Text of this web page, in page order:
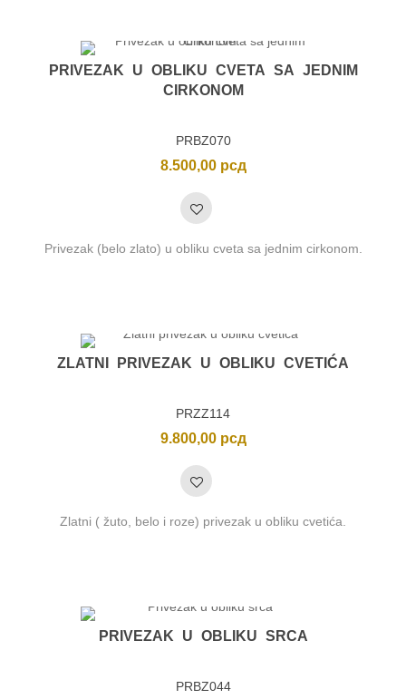
PRIVEZAK U OBLIKU CVETA SA JEDNIM
CIRKONOM
PRBZ070
8.500,00 рсд
Privezak (belo zlato) u obliku cveta sa jednim cirkonom.
ZLATNI PRIVEZAK U OBLIKU CVETIĆA
PRZZ114
9.800,00 рсд
Zlatni ( žuto, belo i roze) privezak u obliku cvetića.
PRIVEZAK U OBLIKU SRCA
PRBZ044